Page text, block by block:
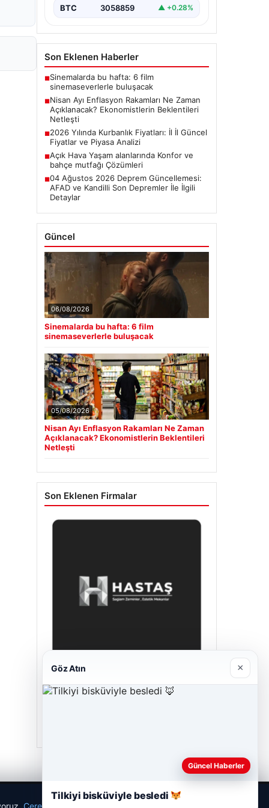
başladı.…
BTC 3058859 ▲ +0.28%
Son Eklenen Haberler
■Sinemalarda bu hafta: 6 film
sinemaseverlerle buluşacak
■Nisan Ayı Enflasyon Rakamları Ne Zaman
Açıklanacak? Ekonomistlerin Beklentileri
Netleşti
■2026 Yılında Kurbanlık Fiyatları: İl İl Güncel
Fiyatlar ve Piyasa Analizi
■Açık Hava Yaşam alanlarında Konfor ve
bahçe mutfağı Çözümleri
■04 Ağustos 2026 Deprem Güncellemesi:
AFAD ve Kandilli Son Depremler İle İlgili
Detaylar
Güncel
06/08/2026
Sinemalarda bu hafta: 6 film
sinemaseverlerle buluşacak
05/08/2026
Nisan Ayı Enflasyon Rakamları Ne Zaman
Açıklanacak? Ekonomistlerin Beklentileri
Netleşti
Son Eklenen Firmalar
Hastaş Beton
Çerez Politikamız
Göz Atın ×
Güncel Haberler
Tilkiyi bisküviyle besledi